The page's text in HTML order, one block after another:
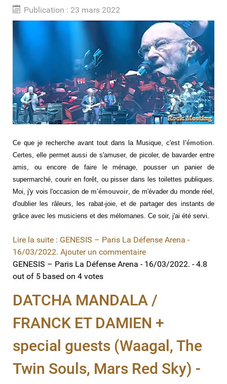
Publication : 23 mars 2022
utilisateur:5
Ce que je recherche avant tout dans la Musique, c'est l'émotion.
Certes, elle permet aussi de s'amuser, de picoler, de bavarder entre
amis, ou encore de faire le ménage, pousser un panier de
supermarché, courir en forêt, ou pisser dans les toilettes publiques.
Moi, j'y vois l'occasion de m'émouvoir, de m'évader du monde réel,
d'oublier les râleurs, les rabat-joie, et de partager des instants de
grâce avec les musiciens et des mélomanes. Ce soir, j'ai été servi.
Lire la suite : GENESIS – Paris La Défense Arena -
16/03/2022. Ajouter un commentaire
GENESIS – Paris La Défense Arena - 16/03/2022. -4.8
out of 5 based on 4 votes
DATCHA MANDALA /
FRANCK ET DAMIEN +
special guests (Waagal, The
Twin Souls, Mars Red Sky) -